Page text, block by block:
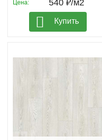
Цена: 540 ₽/м2
Купить